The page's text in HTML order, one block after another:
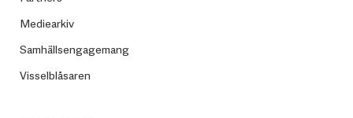
Mediearkiv
Samhällsengagemang
Visselblåsaren